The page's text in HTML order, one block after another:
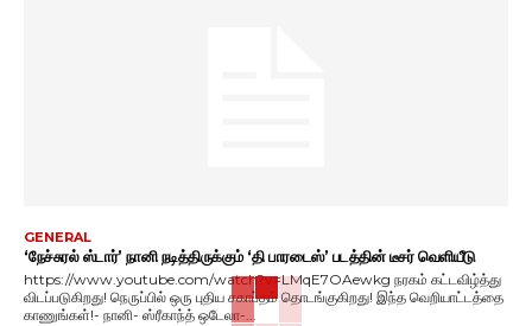
GENERAL
‘நேச்சுரல் ஸ்டார்’ நானி நடித்திருக்கும் ‘தி பாரடைஸ்’ படத்தின் டீசர் வெளியீடு
https://www.youtube.com/watch?v=LMqE7OAewkg நரகம் கட்டவிழ்த்து
விடப்படுகிறது! நெருப்பில் ஒரு புதிய சகாப்தம் தொடங்குகிறது! இந்த வெறியாட்டத்தை
காணுங்கள்!- நானி- ஸ்ரீகாந்த் ஒடேலா-...